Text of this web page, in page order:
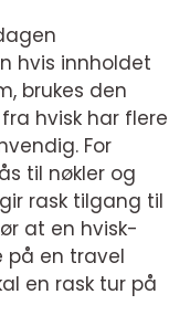
hvis innholdet
brukes den
hvisk har flere
For
til nøkler og
rask tilgang til
at en hvisk-
på en travel
en rask tur på